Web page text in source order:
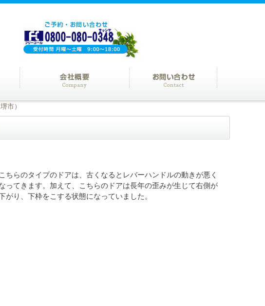
市）
こちらのタイプのドアは、古くなるとレバーハンドルの動きが悪く
ってきます。加えて、こちらのドアは長年の歪みが生じて右側が
がり、下枠をこする状態になっていました。